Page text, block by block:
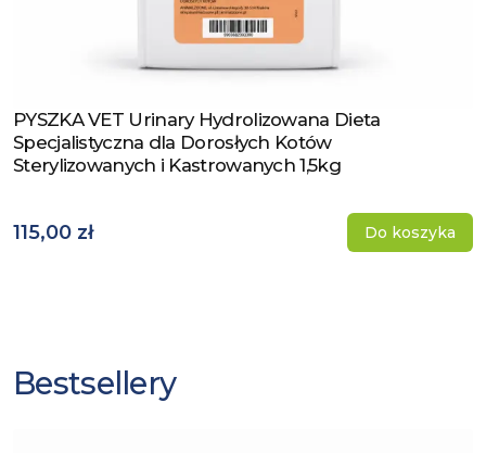
Zobacz produkt
PYSZKA VET Urinary Hydrolizowana Dieta
Specjalistyczna dla Dorosłych Kotów
Sterylizowanych i Kastrowanych 1,5kg
115,00 zł Do koszyka
Bestsellery